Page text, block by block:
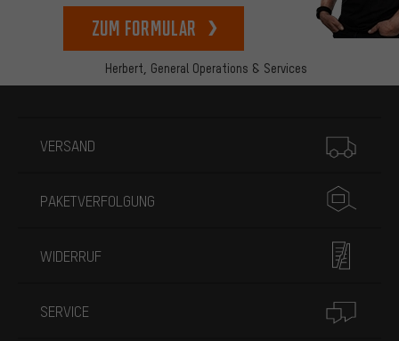
Herbert, General Operations & Services
zum Formular
VERSAND
PAKETVERFOLGUNG
WIDERRUF
SERVICE